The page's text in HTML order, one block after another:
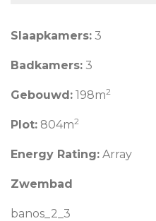
Slaapkamers: 3
Badkamers: 3
Gebouwd: 198m2
Plot: 804m2
Energy Rating: Array
Zwembad
banos_2_3